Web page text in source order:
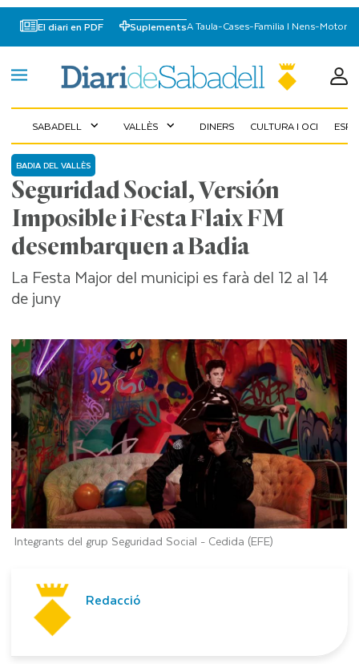
El diari en PDF SuplementsA Taula-Cases-Familia I Nens-Motor
SABADELL expand_more VALLÈS expand_more DINERS CULTURA I OCI
Seguridad Social, Versión
Imposible i Festa Flaix FM
desembarquen a Badia
BADIA DEL VALLÈS
La Festa Major del municipi es farà del 12 al 14
de juny
Integrants del grup Seguridad Social - Cedida (EFE)
Redacció